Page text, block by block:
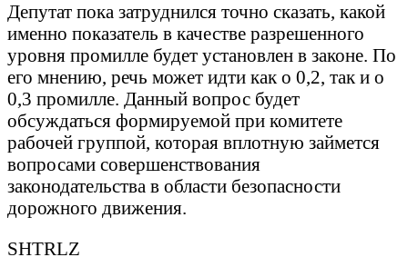
Депутат пока затруднился точно сказать, какой
именно показатель в качестве разрешенного
уровня промилле будет установлен в законе. По
его мнению, речь может идти как о 0,2, так и о
0,3 промилле. Данный вопрос будет
обсуждаться формируемой при комитете
рабочей группой, которая вплотную займется
вопросами совершенствования
законодательства в области безопасности
дорожного движения.
SHTRLZ